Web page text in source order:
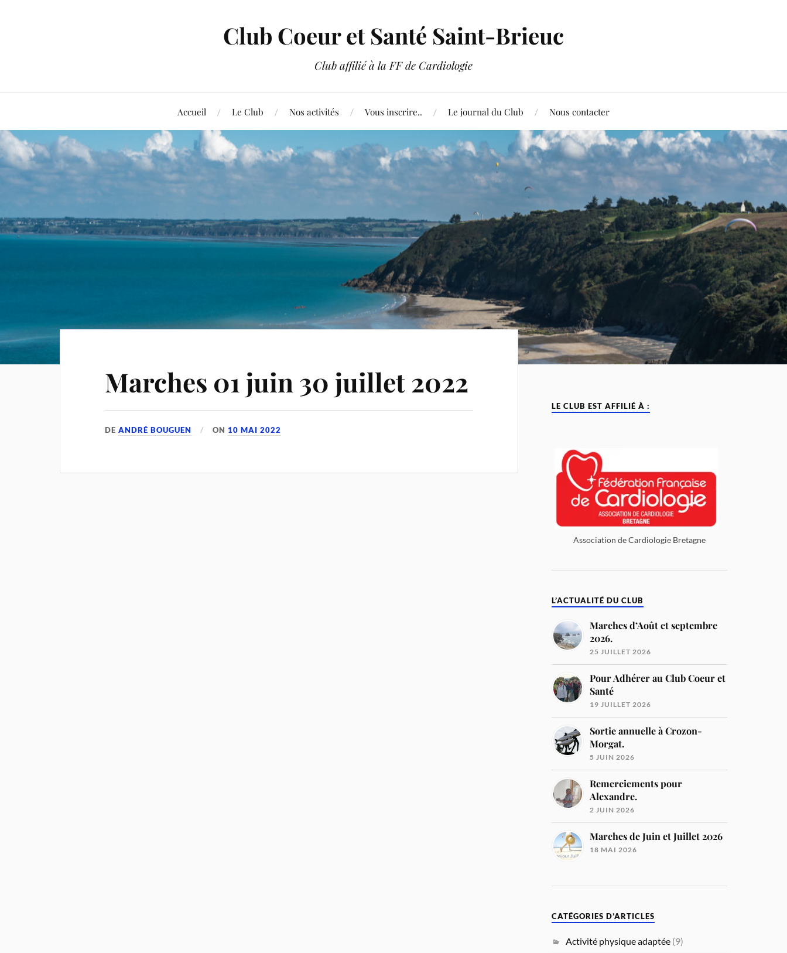
Club Coeur et Santé Saint-Brieuc
Club affilié à la FF de Cardiologie
Accueil Le Club Nos activités Vous inscrire.. Le journal du Club Nous contacter
Marches 01 juin 30 juillet 2022
DEANDRÉ BOUGUEN ON 10 MAI 2022
LE CLUB EST AFFILIÉ À :
Association de Cardiologie Bretagne
L’ACTUALITÉ DU CLUB
Marches d’Août et septembre
2026.
25 JUILLET 2026
Pour Adhérer au Club Coeur et
Santé
19 JUILLET 2026
Sortie annuelle à Crozon-
Morgat.
5 JUIN 2026
Remerciements pour
Alexandre.
2 JUIN 2026
Marches de Juin et Juillet 2026
18 MAI 2026
CATÉGORIES D’ARTICLES
Activité physique adaptée (9)